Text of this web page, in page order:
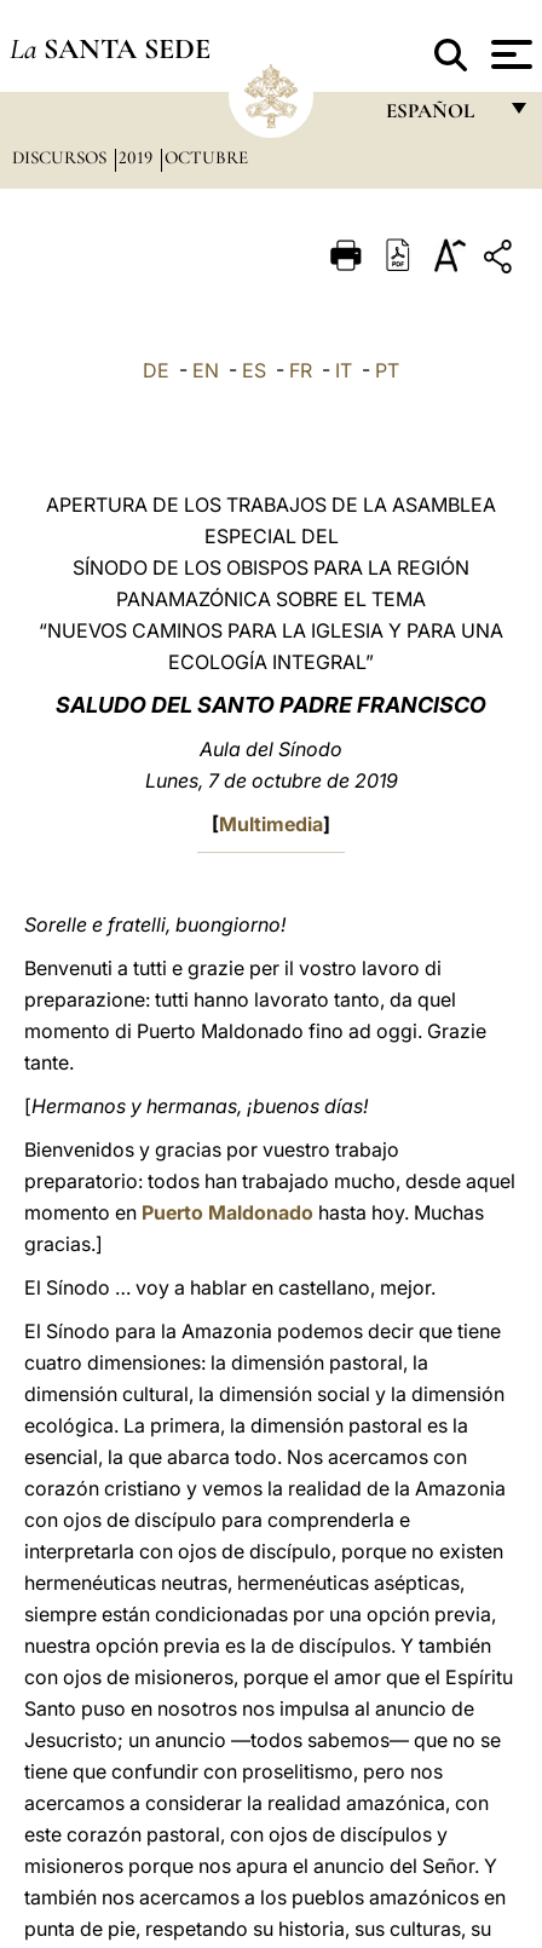
La SANTA SEDE
ESPAÑOL
ITALIANO
LATINE
DISCURSOS 2019 OCTUBRE
DE - EN - ES - FR - IT - PT
APERTURA DE LOS TRABAJOS DE LA ASAMBLEA
ESPECIAL DEL
SÍNODO DE LOS OBISPOS PARA LA REGIÓN
PANAMAZÓNICA SOBRE EL TEMA
“NUEVOS CAMINOS PARA LA IGLESIA Y PARA UNA
ECOLOGÍA INTEGRAL”
SALUDO DEL SANTO PADRE FRANCISCO
Aula del Sínodo
Lunes, 7 de octubre de 2019
[Multimedia]
Sorelle e fratelli, buongiorno!
Benvenuti a tutti e grazie per il vostro lavoro di
preparazione: tutti hanno lavorato tanto, da quel
momento di Puerto Maldonado fino ad oggi. Grazie
tante.
[Hermanos y hermanas, ¡buenos días!
Bienvenidos y gracias por vuestro trabajo
preparatorio: todos han trabajado mucho, desde aquel
momento en Puerto Maldonado hasta hoy. Muchas
gracias.]
El Sínodo … voy a hablar en castellano, mejor.
El Sínodo para la Amazonia podemos decir que tiene
cuatro dimensiones: la dimensión pastoral, la
dimensión cultural, la dimensión social y la dimensión
ecológica. La primera, la dimensión pastoral es la
esencial, la que abarca todo. Nos acercamos con
corazón cristiano y vemos la realidad de la Amazonia
con ojos de discípulo para comprenderla e
interpretarla con ojos de discípulo, porque no existen
hermenéuticas neutras, hermenéuticas asépticas,
siempre están condicionadas por una opción previa,
nuestra opción previa es la de discípulos. Y también
con ojos de misioneros, porque el amor que el Espíritu
Santo puso en nosotros nos impulsa al anuncio de
Jesucristo; un anuncio —todos sabemos— que no se
tiene que confundir con proselitismo, pero nos
acercamos a considerar la realidad amazónica, con
este corazón pastoral, con ojos de discípulos y
misioneros porque nos apura el anuncio del Señor. Y
también nos acercamos a los pueblos amazónicos en
punta de pie, respetando su historia, sus culturas, su